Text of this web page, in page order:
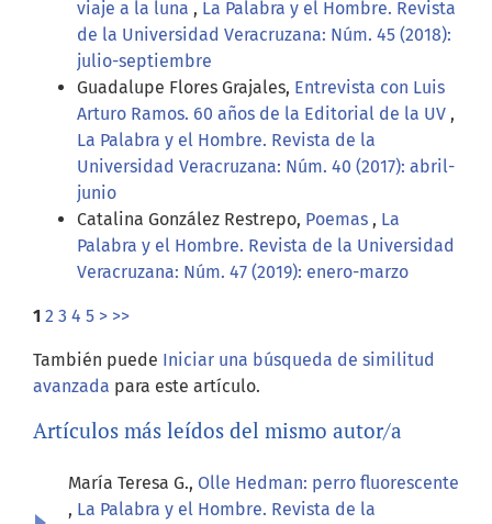
viaje a la luna , La Palabra y el Hombre. Revista
de la Universidad Veracruzana: Núm. 45 (2018):
julio-septiembre
Guadalupe Flores Grajales, Entrevista con Luis
Arturo Ramos. 60 años de la Editorial de la UV ,
La Palabra y el Hombre. Revista de la
Universidad Veracruzana: Núm. 40 (2017): abril-
junio
Catalina González Restrepo, Poemas , La
Palabra y el Hombre. Revista de la Universidad
Veracruzana: Núm. 47 (2019): enero-marzo
1 2 3 4 5 > >>
También puede Iniciar una búsqueda de similitud
avanzada para este artículo.
Artículos más leídos del mismo autor/a
María Teresa G., Olle Hedman: perro fluorescente
, La Palabra y el Hombre. Revista de la